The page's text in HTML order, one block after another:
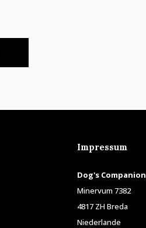
Impressum
Dog's Companion
Minervum 7382
4817 ZH Breda
Niederlande